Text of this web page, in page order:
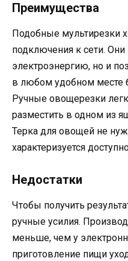
Преимущества
Подобные мультирезки
подключения к сети.
электроэнергию, но и
в любом удобном месте
Ручные овощерезки
разместить в одном из
Терка для овощей не
характеризуется
Недостатки
Чтобы получить
ручные усилия.
меньше, чем у
приготовление пищи